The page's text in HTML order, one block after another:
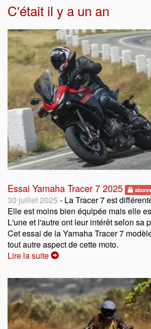
C'était il y a un an
Essai Yamaha Tracer 7 2025
30 juillet 2025 - La Tracer 7 est
Elle est moins bien équipée mais elle
L'une et l'autre ont leur intérêt selon sa
Cet essai de la Yamaha Tracer 7
tout autre aspect de cette moto.
Lire la suite